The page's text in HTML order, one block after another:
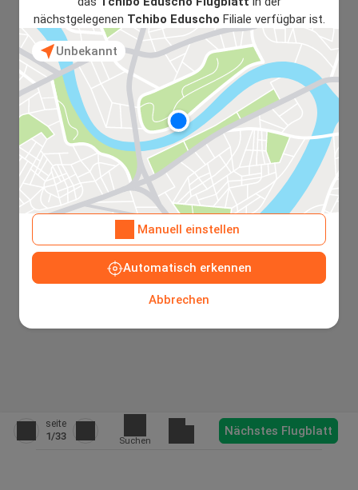
nächstgelegenen Tchibo Eduscho Filiale verfügbar ist.
Unbekannt
Manuell einstellen
Automatisch erkennen
Abbrechen
seite
1/33 Suchen
Nächstes Flugblatt